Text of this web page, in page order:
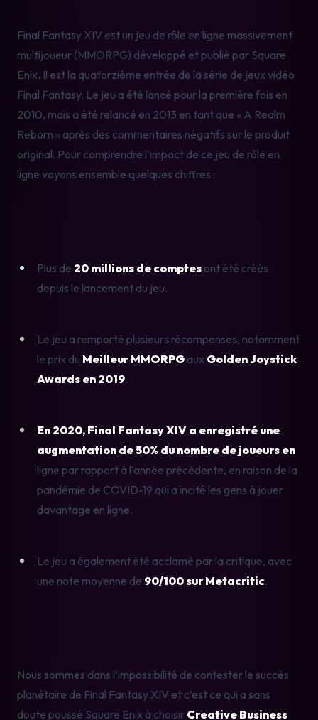
Final Fantasy XIV est un jeu de rôle en ligne massivement
multijoueur (MMORPG) développé et publié par Square
Enix. Il est la quatorzième entrée de la série de jeux vidéo
Final Fantasy. Le jeu a été lancé pour la première fois en
2010, mais a été relancé en 2013 en tant que « A Realm
Reborn » après des commentaires négatifs sur le produit
original. Pour comprendre l’impact de ce jeu de rôle en
ligne voyons ensemble quelques chiffres :
Plus de 20 millions de comptes ont été créés
depuis le lancement du jeu.
Le jeu a remporté plusieurs récompenses, notamment
le prix du Meilleur MMORPG aux Golden Joystick
Awards en 2019.
En 2020, Final Fantasy XIV a enregistré une
augmentation de 50% du nombre de joueurs en
ligne par rapport à l’année précédente, en raison de la
pandémie de COVID-19 qui a incité les gens à jouer
davantage en ligne.
Le jeu a également été acclamé par la critique, avec
une note moyenne de 90/100 sur Metacritic.
Nous sommes dans l’impossibilité de contester le succès
planétaire de Final Fantasy XIV et c’est ce qui a sans
doute poussé Square Enix à choisir Creative Business